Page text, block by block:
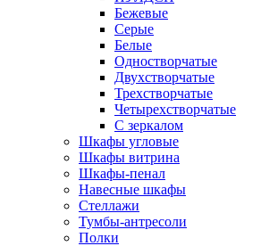
Бежевые
Серые
Белые
Одностворчатые
Двухстворчатые
Трехстворчатые
Четырехстворчатые
С зеркалом
Шкафы угловые
Шкафы витрина
Шкафы-пенал
Навесные шкафы
Стеллажи
Тумбы-антресоли
Полки